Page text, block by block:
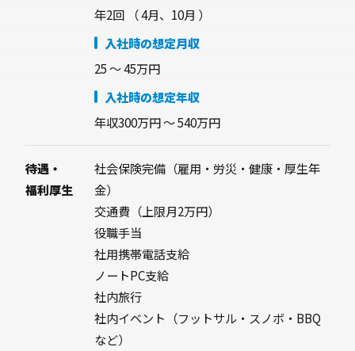
年2回 （ 4月、10月 ）
入社時の想定月収
25 〜 45万円
入社時の想定年収
年収300万円 〜 540万円
待遇・
福利厚生
社会保険完備（雇用・労災・健康・厚生年
金）
交通費（上限月2万円）
役職手当
社用携帯電話支給
ノートPC支給
社内旅行
社内イベント（フットサル・スノボ・BBQ
など）